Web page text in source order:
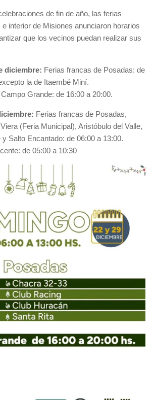
de fin de año, las ferias
interior de Misiones anunciaron horarios
que los vecinos puedan realizar sus
diciembre: Ferias francas de Posadas: de
la de Itaembé Miní.
Grande: de 16:00 a 20:00.
Ferias francas de Posadas,
(Feria Municipal), Aristóbulo del Valle,
Salto Encantado: de 06:00 a 13:00.
de 05:00 a 10:30